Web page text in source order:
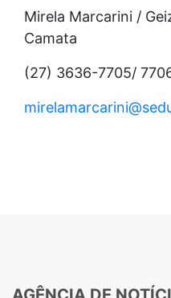
Mirela Marcarini /
Camata
(27) 3636-7705/